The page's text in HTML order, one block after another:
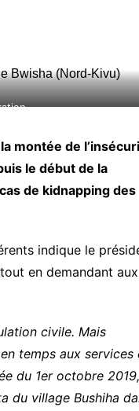
montée de
le début de la
de kidnapping des
indique le
en demandant aux
civile. Mais
temps aux services
du 1er octobre
du village Bushiha